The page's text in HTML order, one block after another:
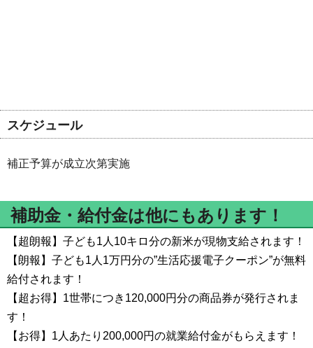
スケジュール
補正予算が成立次第実施
補助金・給付金は他にもあります！
【超朗報】子ども1人10キロ分の新米が現物支給されます！
【朗報】子ども1人1万円分の”生活応援電子クーポン”が無料
給付されます！
【超お得】1世帯につき120,000円分の商品券が発行されま
す！
【お得】1人あたり200,000円の就業給付金がもらえます！